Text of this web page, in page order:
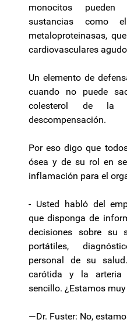
monocitos pueden
sustancias
metaloproteinasas,
cardiovasculares
Un elemento de
cuando no puede
colesterol de la
descompensación.
Por eso digo que
ósea y de su rol en
inflamación para el
- Usted habló del
que disponga de
decisiones sobre su
portátiles,
personal de su
carótida y la arteria
sencillo. ¿Estamos
—Dr. Fuster: No,